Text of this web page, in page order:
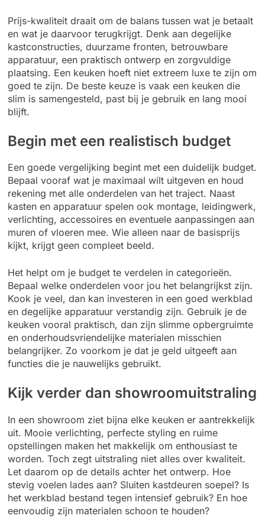
Prijs-kwaliteit draait om de balans tussen wat je betaalt
en wat je daarvoor terugkrijgt. Denk aan degelijke
kastconstructies, duurzame fronten, betrouwbare
apparatuur, een praktisch ontwerp en zorgvuldige
plaatsing. Een keuken hoeft niet extreem luxe te zijn om
goed te zijn. De beste keuze is vaak een keuken die
slim is samengesteld, past bij je gebruik en lang mooi
blijft.
Begin met een realistisch budget
Een goede vergelijking begint met een duidelijk budget.
Bepaal vooraf wat je maximaal wilt uitgeven en houd
rekening met alle onderdelen van het traject. Naast
kasten en apparatuur spelen ook montage, leidingwerk,
verlichting, accessoires en eventuele aanpassingen aan
muren of vloeren mee. Wie alleen naar de basisprijs
kijkt, krijgt geen compleet beeld.
Het helpt om je budget te verdelen in categorieën.
Bepaal welke onderdelen voor jou het belangrijkst zijn.
Kook je veel, dan kan investeren in een goed werkblad
en degelijke apparatuur verstandig zijn. Gebruik je de
keuken vooral praktisch, dan zijn slimme opbergruimte
en onderhoudsvriendelijke materialen misschien
belangrijker. Zo voorkom je dat je geld uitgeeft aan
functies die je nauwelijks gebruikt.
Kijk verder dan showroomuitstraling
In een showroom ziet bijna elke keuken er aantrekkelijk
uit. Mooie verlichting, perfecte styling en ruime
opstellingen maken het makkelijk om enthousiast te
worden. Toch zegt uitstraling niet alles over kwaliteit.
Let daarom op de details achter het ontwerp. Hoe
stevig voelen lades aan? Sluiten kastdeuren soepel? Is
het werkblad bestand tegen intensief gebruik? En hoe
eenvoudig zijn materialen schoon te houden?